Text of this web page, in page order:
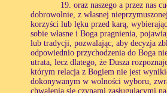
19. oraz naszego a przez nas
dobrowolnie, z własnej
korzyści lub lęku przed karą,
sobie własne i Boga pragnienia,
lub tradycji, pozwalając, aby decyzja
odpowiednio przychodzenia do Boga
utrata, lecz dlatego, że Dusza
którym relacja z Bogiem nie jest
dokonywanym w wolności wyboru,
chwalenia się czynami zasługującymi